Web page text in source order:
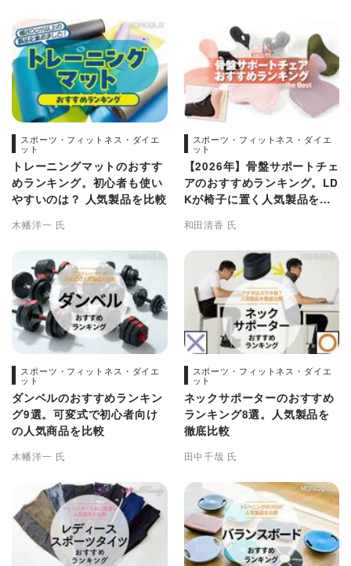
スポーツ・フィットネス・ダイエ
ット
トレーニングマットのおすす
めランキング。初心者も使い
やすいのは？ 人気製品を比較
木幡洋一 氏
スポーツ・フィットネス・ダイエ
ット
【2026年】骨盤サポートチェ
アのおすすめランキング。LD
Kが椅子に置く人気製品を専
和田清香 氏
スポーツ・フィットネス・ダイエ
ット
ダンベルのおすすめランキン
グ9選。可変式で初心者向け
の人気商品を比較
木幡洋一 氏
スポーツ・フィットネス・ダイエ
ット
ネックサポーターのおすすめ
ランキング8選。人気製品を
徹底比較
田中千哉 氏